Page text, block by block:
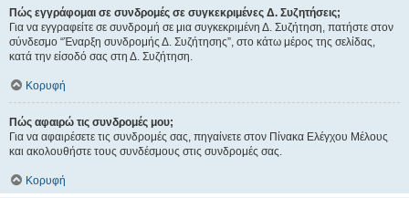
Πώς εγγράφομαι σε συνδρομές σε συγκεκριμένες Δ. Συζητήσεις;
Για να εγγραφείτε σε συνδρομή σε μια συγκεκριμένη Δ. Συζήτηση, πατήστε στον
σύνδεσμο “Έναρξη συνδρομής Δ. Συζήτησης”, στο κάτω μέρος της σελίδας,
κατά την είσοδό σας στη Δ. Συζήτηση.
Κορυφή
Πώς αφαιρώ τις συνδρομές μου;
Για να αφαιρέσετε τις συνδρομές σας, πηγαίνετε στον Πίνακα Ελέγχου Μέλους
και ακολουθήστε τους συνδέσμους στις συνδρομές σας.
Κορυφή